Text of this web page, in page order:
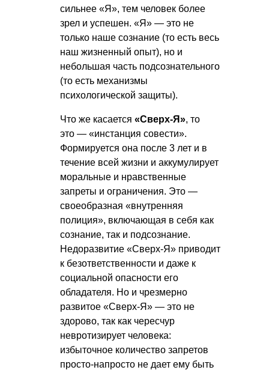
сильнее «Я», тем человек более
зрел и успешен. «Я» — это не
только наше сознание (то есть весь
наш жизненный опыт), но и
небольшая часть подсознательного
(то есть механизмы
психологической защиты).
Что же касается «Сверх-Я», то
это — «инстанция совести».
Формируется она после 3 лет и в
течение всей жизни и аккумулирует
моральные и нравственные
запреты и ограничения. Это —
своеобразная «внутренняя
полиция», включающая в себя как
сознание, так и подсознание.
Недоразвитие «Сверх-Я» приводит
к безответственности и даже к
социальной опасности его
обладателя. Но и чрезмерно
развитое «Сверх-Я» — это не
здорово, так как чересчур
невротизирует человека:
избыточное количество запретов
просто-напросто не дает ему быть